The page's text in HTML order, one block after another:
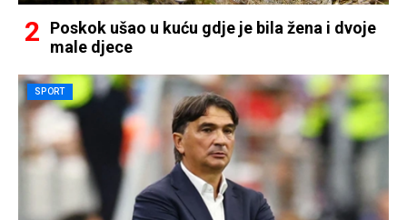
Poskok ušao u kuću gdje je bila žena i dvoje
male djece
SPORT